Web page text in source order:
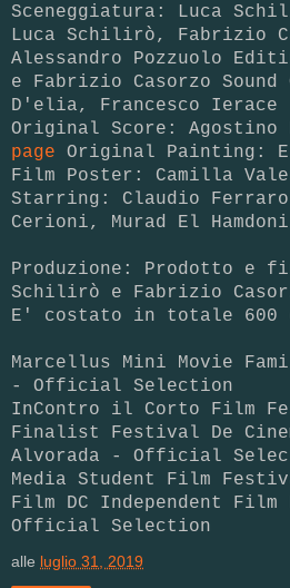
Sceneggiatura: Luca
Luca Schilirò, Fabrizio
Alessandro Pozzuolo
e Fabrizio Casorzo Sound
D'elia, Francesco Ierace
Original Score: Agostino
page Original Painting: El
Film Poster: Camilla
Starring: Claudio Ferraro
Cerioni, Murad El Hamdoni
Produzione: Prodotto e
Schilirò e Fabrizio
E' costato in totale 600
Marcellus Mini Movie
- Official Selection
InContro il Corto Film
Finalist Festival De
Alvorada - Official
Media Student Film
Film DC Independent
Official Selection
alle luglio 31, 2019